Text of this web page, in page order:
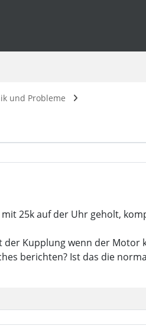
und Probleme
25k auf der Uhr geholt,
Kupplung wenn der
berichten? Ist das die